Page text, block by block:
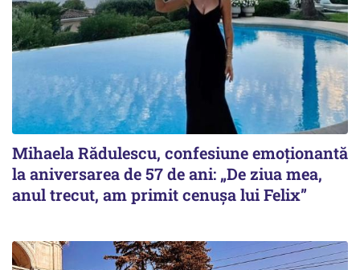
Mihaela Rădulescu, confesiune emoționantă
la aniversarea de 57 de ani: „De ziua mea,
anul trecut, am primit cenușa lui Felix”